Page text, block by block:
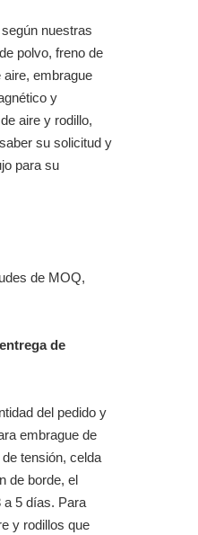
nuestras
polvo, freno de
aire, embrague
y
aire y rodillo,
su solicitud y
para su
de MOQ,
de
del pedido y
embrague de
tensión, celda
de borde, el
a 5 días. Para
y rodillos que